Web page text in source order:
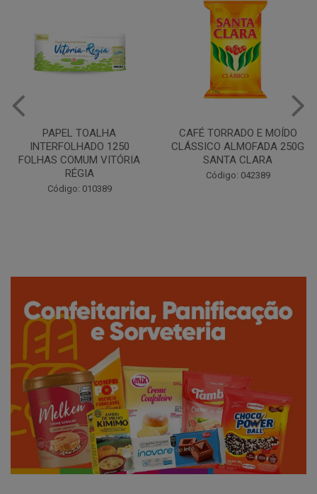
CAFÉ TORRADO E MOÍDO
CLÁSSICO ALMOFADA 250G
SANTA CLARA
Código: 042389
Copo Plástico Branco 180ml
Pacote c/100 - Cristalcopo
Código: 031413